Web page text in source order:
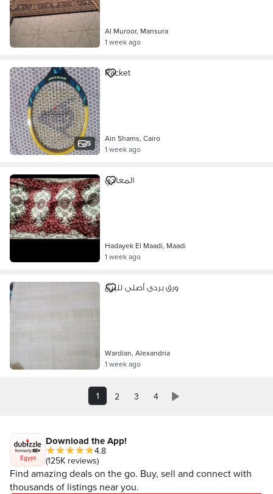
Al Muroor, Mansura
1 week ago
5
Racket
Ain Shams, Cairo
1 week ago
المعادي
Hadayek El Maadi, Maadi
1 week ago
ورق بردى أصلى للبيع
Wardian, Alexandria
1 week ago
1 2 3 4
Egypt
Download the App!
4.8
(125K reviews)
Find amazing deals on the go. Buy, sell and connect with
thousands of listings near you.